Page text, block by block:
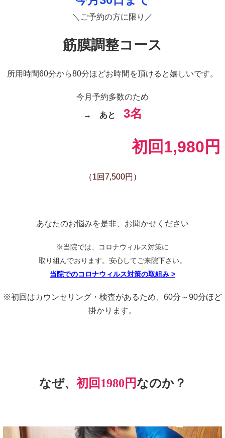
＼ご予約の方に限り／
筋膜調整コース
所用時間60分から80分ほどお時間を頂けると嬉しいです。
今月予約多数のため
→ あと 3名
初回1,980円
（1回7,500円）
あなたのお悩みを是非、お聞かせください
※当院では、コロナウィルス対策に
取り組んでおります。安心してご来院下さい。
当院でのコロナウィルス対策の取組み >
※初回はカウンセリング・検査があるため、60分～90分ほど
掛かります。
なぜ、 初回1980円なのか？